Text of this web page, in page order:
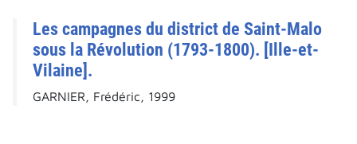
Les campagnes du district de Saint-Malo
sous la Révolution (1793-1800). [Ille-et-
Vilaine].
GARNIER, Frédéric, 1999